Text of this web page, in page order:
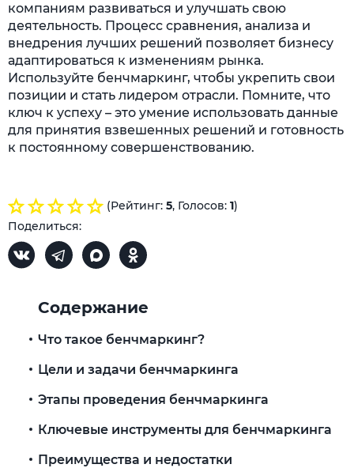
компаниям развиваться и улучшать свою
деятельность. Процесс сравнения, анализа и
внедрения лучших решений позволяет бизнесу
адаптироваться к изменениям рынка.
Используйте бенчмаркинг, чтобы укрепить свои
позиции и стать лидером отрасли. Помните, что
ключ к успеху – это умение использовать данные
для принятия взвешенных решений и готовность
к постоянному совершенствованию.
(Рейтинг: 5, Голосов: 1)
Поделиться:
Содержание
Что такое бенчмаркинг?
Цели и задачи бенчмаркинга
Этапы проведения бенчмаркинга
Ключевые инструменты для бенчмаркинга
Преимущества и недостатки